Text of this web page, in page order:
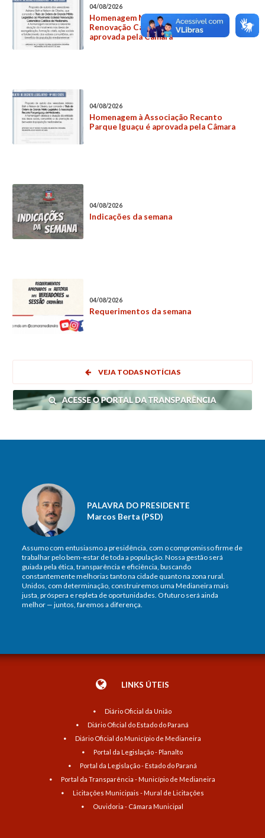
04/08/2026
Homenagem Movimento Eclesial
Renovação Carismática Católica é
aprovada pela Câmara
04/08/2026
Homenagem à Associação Recanto
Parque Iguaçu é aprovada pela Câmara
04/08/2026
Indicações da semana
04/08/2026
Requerimentos da semana
VEJA TODAS NOTÍCIAS
PALAVRA DO PRESIDENTE
Marcos Berta (PSD)
Assumo com entusiasmo a presidência, com o compromisso firme de
trabalhar pelo bem-estar de toda a população. Nossa gestão será
guiada pela ética, transparência e eficiência, buscando
constantemente melhorias tanto na cidade quanto na zona rural.
Unidos, com determinação, construiremos uma Medianeira mais
justa, próspera e repleta de oportunidades. O futuro será ainda
melhor — juntos, faremos a diferença.
LINKS ÚTEIS
Diário Oficial da União
Diário Oficial do Estado do Paraná
Diário Oficial do Município de Medianeira
Portal da Legislação - Planalto
Portal da Legislação - Estado do Paraná
Portal da Transparência - Município de Medianeira
Licitações Municipais - Mural de Licitações
Ouvidoria - Câmara Municipal